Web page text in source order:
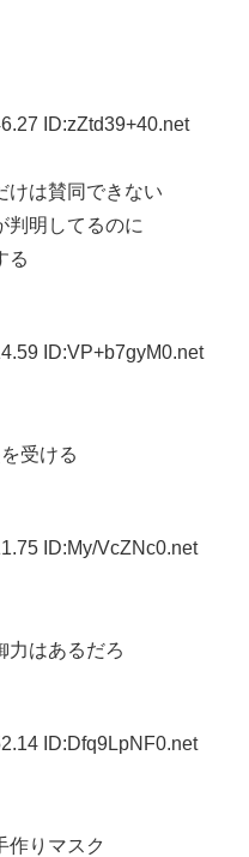
ID:zZtd39+40.net
けは賛同できない
判明してるのに
る
ID:VP+b7gyM0.net
受ける
ID:My/VcZNc0.net
力はあるだろ
ID:Dfq9LpNF0.net
作りマスク